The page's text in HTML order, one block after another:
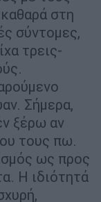
στη
σύντομες,
τρεις-
Σήμερα,
ξέρω αν
τους πω.
ως προς
Η ιδιότητά